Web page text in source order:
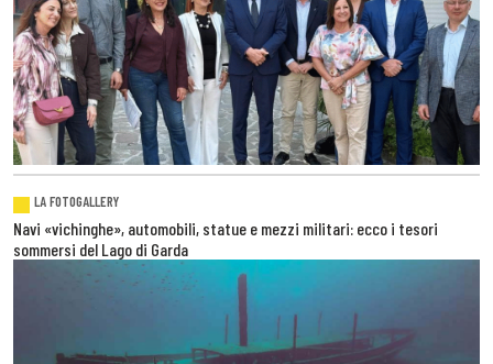
LA FOTOGALLERY
Navi «vichinghe», automobili, statue e mezzi militari: ecco i tesori
sommersi del Lago di Garda